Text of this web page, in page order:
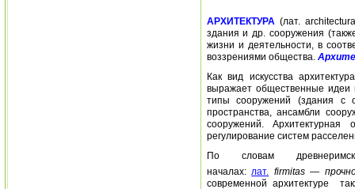
АРХИТЕКТУРА(лат.
здания и др. сооружения
жизни и деятельности, в
воззрениями общества.
Как вид искусства
выражает общественные идеи
типы сооружений (здания с
пространства, ансамбли
сооружений. Архитектурная
регулирование систем
По словам
началах:лат. firmitas —
современной архитектуре